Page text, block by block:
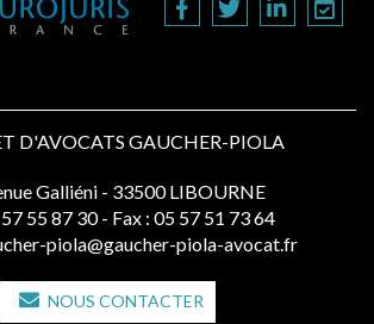
D'AVOCATS GAUCHER-PIOLA
Galliéni - 33500 LIBOURNE
55 87 30 - Fax : 05 57 51 73 64
piola@gaucher-piola-avocat.fr
NOUS CONTACTER